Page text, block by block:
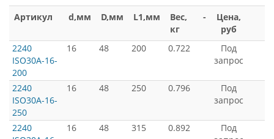
Артикул d,мм D,мм L1,мм
Вес,
кг
-
Цена,
руб
2240
ISO30A-16-
200
16 48 200 0.722
Под
запрос
2240
ISO30A-16-
250
16 48 250 0.796
Под
запрос
2240
16 48 315 0.892
Под